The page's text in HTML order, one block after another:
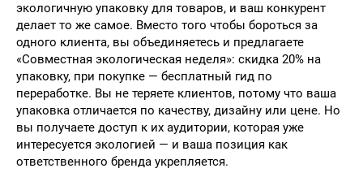
экологичную упаковку для товаров, и ваш конкурент
делает то же самое. Вместо того чтобы бороться за
одного клиента, вы объединяетесь и предлагаете
«Совместная экологическая неделя»: скидка 20% на
упаковку, при покупке — бесплатный гид по
переработке. Вы не теряете клиентов, потому что ваша
упаковка отличается по качеству, дизайну или цене. Но
вы получаете доступ к их аудитории, которая уже
интересуется экологией — и ваша позиция как
ответственного бренда укрепляется.